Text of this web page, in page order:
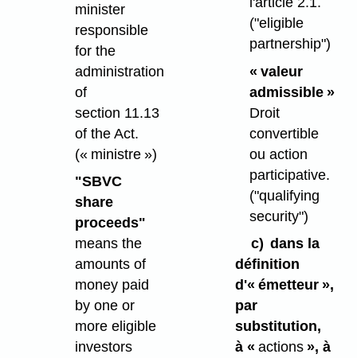
minister
responsible
for the
administration
of
section 11.13
of the Act.
(« ministre »)
"SBVC
share
proceeds"
means the
amounts of
money paid
by one or
more eligible
investors
("eligible
partnership")
« valeur
admissible »
Droit
convertible
ou action
participative.
("qualifying
security")
c) dans la
définition
d'« émetteur »,
par
substitution,
à «actions », à